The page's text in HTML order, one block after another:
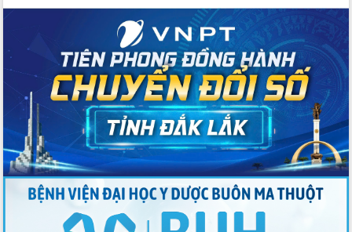
Tổ chức trang trọng Lễ hội Đền thờ
Lương Văn Chánh năm 2026
Phó Bí thư Tỉnh ủy Đắk Lắk Đỗ Hữu
Huy giữ chức Bí thư Đảng ủy Ủy Ban
Nhân dân tỉnh
Bệnh án điện tử thúc đẩy chuyển đổi
số y tế tại Đắk Lắk
Chuyển đổi số thư viện: Mở rộng
không gian tri thức trong thời đại số
Đánh giá, rút kinh nghiệm công tác tổ
chức diễn tập trước ngày bầu cử
Chương trình “Gặp gỡ hữu nghị –
Friendship Meeting New Year 2026”